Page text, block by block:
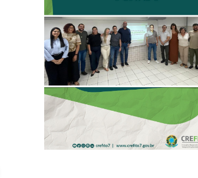
REFORÇA AÇÕES
PARA TODO O
ESTADO